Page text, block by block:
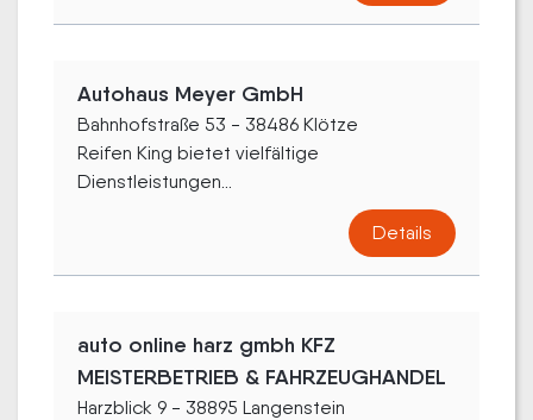
Autohaus Meyer GmbH
Bahnhofstraße 53 - 38486 Klötze
Reifen King bietet vielfältige
Dienstleistungen...
Details
auto online harz gmbh KFZ
MEISTERBETRIEB & FAHRZEUGHANDEL
Harzblick 9 - 38895 Langenstein